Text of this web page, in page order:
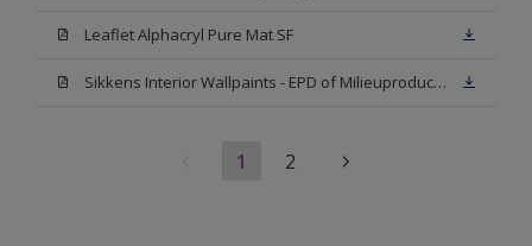
Leaflet Alphacryl Pure Mat SF
Sikkens Interior Wallpaints - EPD of Milieuproductverklaring
1 2